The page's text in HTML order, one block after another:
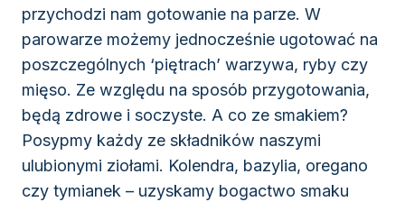
przychodzi nam gotowanie na parze. W
parowarze możemy jednocześnie ugotować na
poszczególnych ‘piętrach’ warzywa, ryby czy
mięso. Ze względu na sposób przygotowania,
będą zdrowe i soczyste. A co ze smakiem?
Posypmy każdy ze składników naszymi
ulubionymi ziołami. Kolendra, bazylia, oregano
czy tymianek – uzyskamy bogactwo smaku